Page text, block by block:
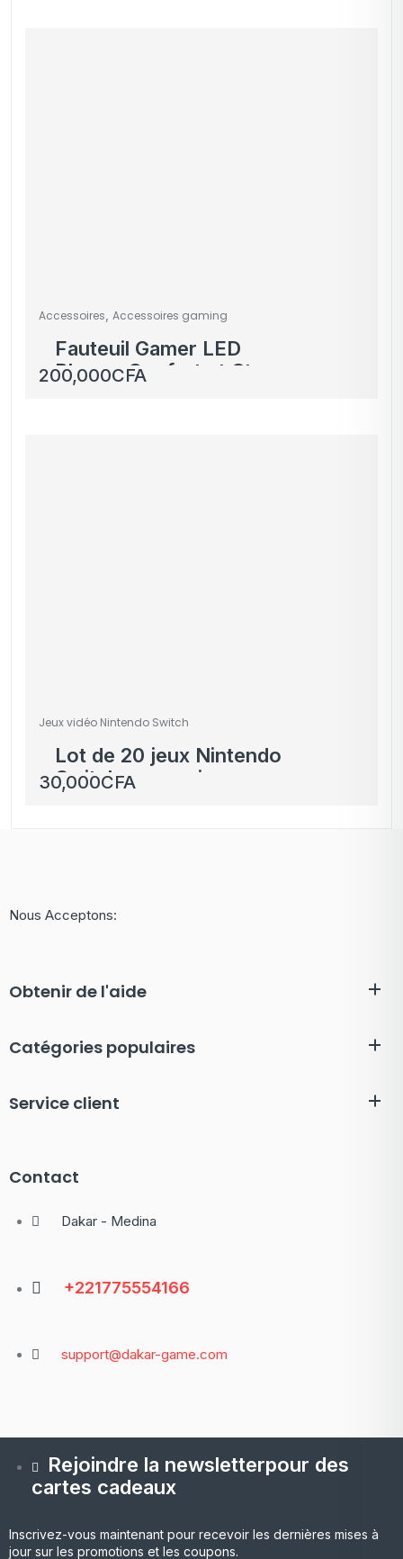
Accessoires, Accessoires gaming
Fauteuil Gamer LED
Blanc – Confort et Style
pour vos Sessions de
200,000CFA
Jeux vidéo Nintendo Switch
Lot de 20 jeux Nintendo
Switch – occasion
30,000CFA
Nous Acceptons:
Obtenir de l'aide
Catégories populaires
Service client
Contact
Dakar - Medina
+221775554166
support@dakar-game.com
Rejoindre la newsletterpour des
cartes cadeaux
Inscrivez-vous maintenant pour recevoir les dernières mises à
jour sur les promotions et les coupons.